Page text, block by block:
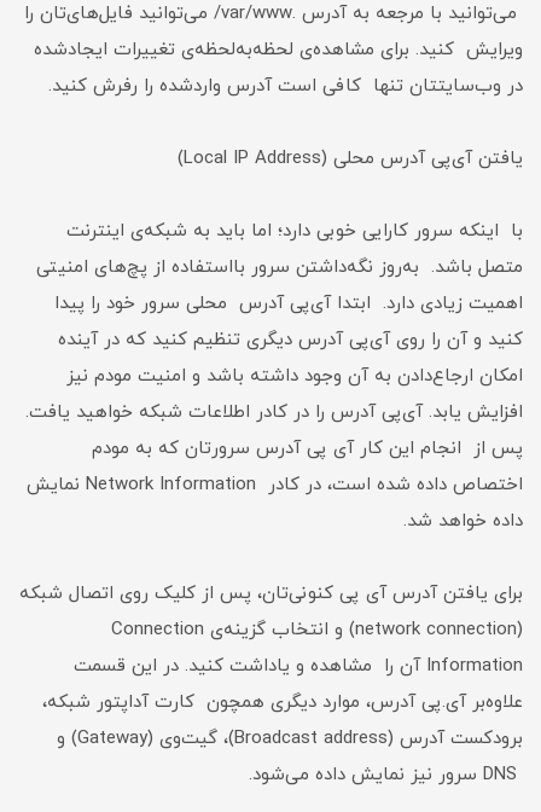
می‌توانید با مرجعه به آدرس .var/www/ می‌توانید فایل‌های‌تان را
ویرایش کنید. برای مشاهده‌‌ی لحظه‌به‌لحظه‌ی تغییرات ایجاد‌شده
در وب‌سایتتان تنها کافی است آدرس وارد‌شده را رفرش کنید.
یافتن آی‌پی آدرس محلی (Local IP Address)
با اینکه سرور کارایی خوبی دارد؛ اما باید به شبکه‌ی اینترنت
متصل باشد. به‌روز نگه‌داشتن سرور با‌استفا‌ده از پچ‌های امنیتی
اهمیت زیادی دارد. ابتدا آی‌پی آدرس محلی سرور خود را پیدا
کنید و آن را روی آی‌پی آدرس دیگری تنظیم کنید که در آینده
امکان ارجاع‌دادن به آن وجود داشته باشد و امنیت مودم نیز
افزایش یابد. آی‌پی آدرس را در کادر اطلاعات شبکه خواهید یافت.
پس از انجام این کار آی پی آدرس سرورتان که به مودم
اختصاص داده شده است، در کادر Network Information نمایش
داده خواهد شد.
برای یافتن آدرس آی پی کنونی‌تان، پس از کلیک روی اتصال شبکه
(network connection) و انتخاب گزینه‌ی Connection
Information آن را مشاهده و یاداشت کنید. در این قسمت
علاوه‌بر آی.پی آدرس، موارد دیگری همچون کارت آداپتور شبکه،
برودکست آدرس (Broadcast address)، گیت‌وی (Gateway) و